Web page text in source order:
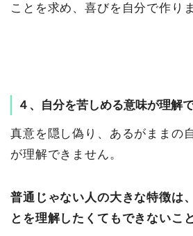
ことを求め、喜びを自分で作り
４、自分を苦しめる意味が理解
真意を隠し偽り、あるがままの
が理解できません。
普通じゃない人の大きな特徴は
とを理解したくてもできないこ